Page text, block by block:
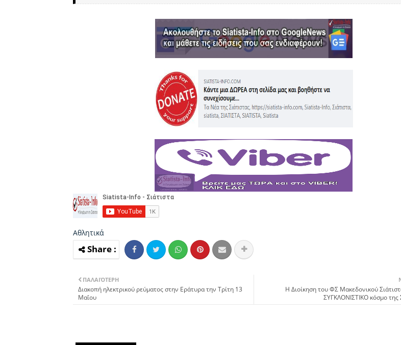
Αθλητικά
Η Διοίκηση του ΦΣ Μακεδονικού
ΣΥΓΚΛΟΝΙΣΤΙΚΟ κόσμο της
ΠΑΛΑΙΌΤΕΡΗ
Διακοπή ηλεκτρικού ρεύματος στην Εράτυρα την Τρίτη 13
Μαΐου